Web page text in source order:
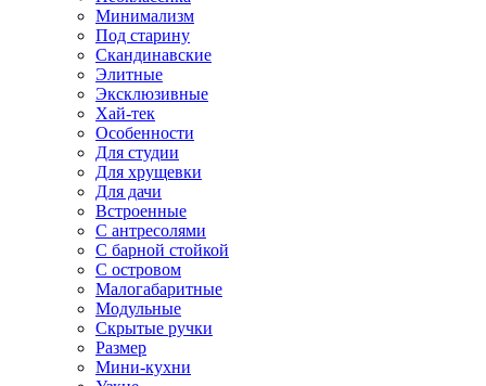
Минимализм
Под старину
Скандинавские
Элитные
Эксклюзивные
Хай-тек
Особенности
Для студии
Для хрущевки
Для дачи
Встроенные
С антресолями
С барной стойкой
С островом
Малогабаритные
Модульные
Скрытые ручки
Размер
Мини-кухни